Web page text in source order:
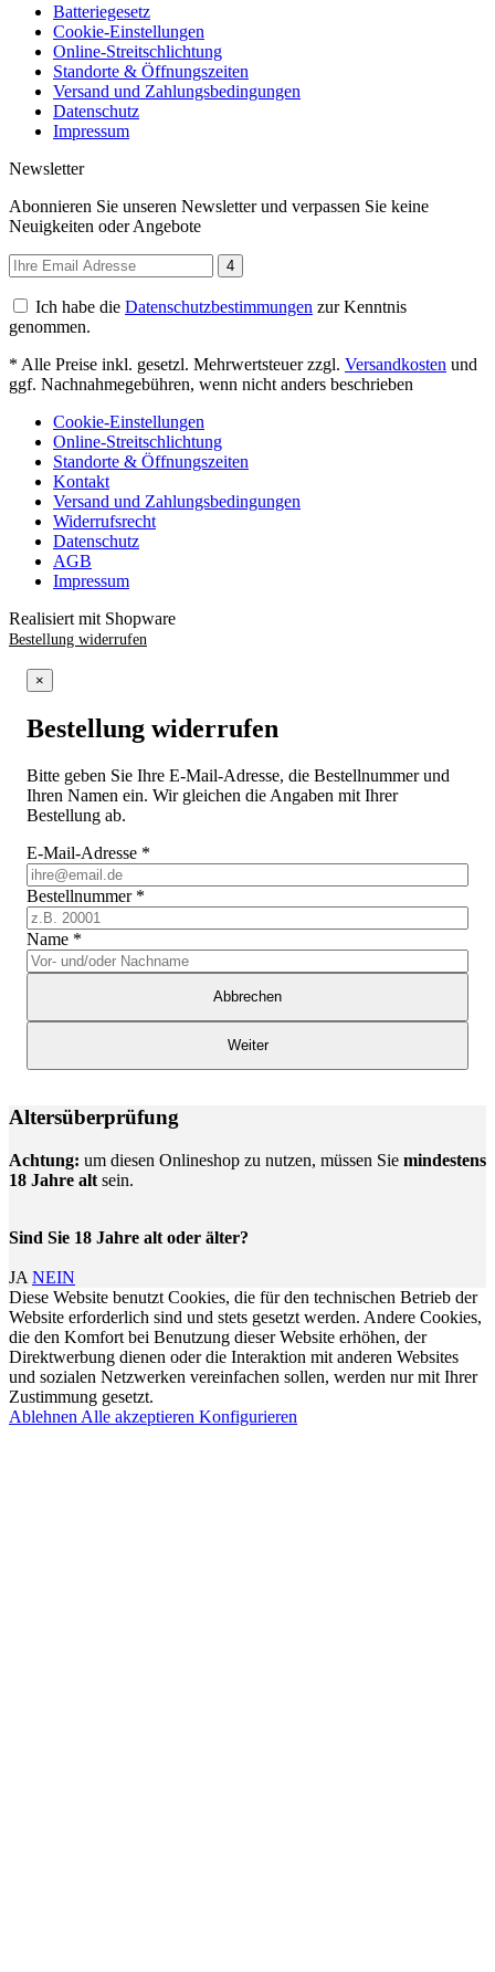
Batteriegesetz
Cookie-Einstellungen
Online-Streitschlichtung
Standorte & Öffnungszeiten
Versand und Zahlungsbedingungen
Datenschutz
Impressum
Newsletter
Abonnieren Sie unseren Newsletter und verpassen Sie keine
Neuigkeiten oder Angebote
4
Ich habe die Datenschutzbestimmungen zur Kenntnis
genommen.
* Alle Preise inkl. gesetzl. Mehrwertsteuer zzgl. Versandkosten und
ggf. Nachnahmegebühren, wenn nicht anders beschrieben
Cookie-Einstellungen
Online-Streitschlichtung
Standorte & Öffnungszeiten
Kontakt
Versand und Zahlungsbedingungen
Widerrufsrecht
Datenschutz
AGB
Impressum
Realisiert mit Shopware
Bestellung widerrufen
×
Bestellung widerrufen
Bitte geben Sie Ihre E-Mail-Adresse, die Bestellnummer und
Ihren Namen ein. Wir gleichen die Angaben mit Ihrer
Bestellung ab.
E-Mail-Adresse *
Bestellnummer *
Name *
Abbrechen
Weiter
Altersüberprüfung
Achtung: um diesen Onlineshop zu nutzen, müssen Sie mindestens
18 Jahre alt sein.
Sind Sie 18 Jahre alt oder älter?
JA NEIN
Diese Website benutzt Cookies, die für den technischen Betrieb der
Website erforderlich sind und stets gesetzt werden. Andere Cookies,
die den Komfort bei Benutzung dieser Website erhöhen, der
Direktwerbung dienen oder die Interaktion mit anderen Websites
und sozialen Netzwerken vereinfachen sollen, werden nur mit Ihrer
Zustimmung gesetzt.
Ablehnen Alle akzeptieren Konfigurieren